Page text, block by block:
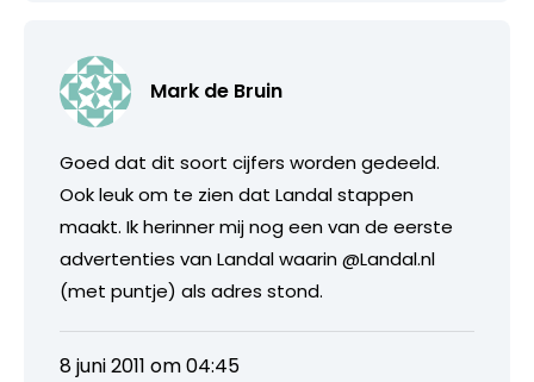
Mark de Bruin
Goed dat dit soort cijfers worden gedeeld.
Ook leuk om te zien dat Landal stappen
maakt. Ik herinner mij nog een van de eerste
advertenties van Landal waarin @Landal.nl
(met puntje) als adres stond.
8 juni 2011 om 04:45